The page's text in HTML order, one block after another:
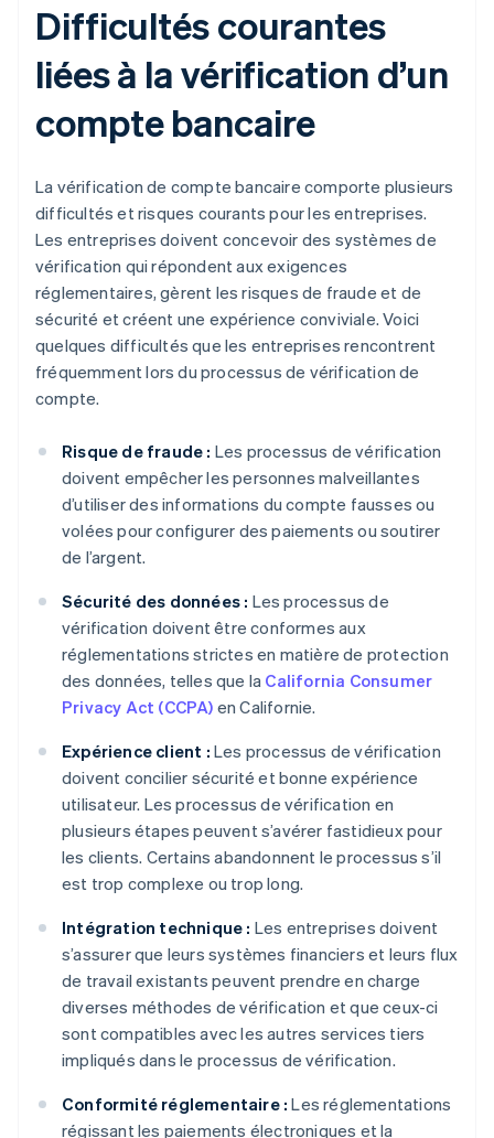
Difficultés courantes
liées à la vérification d’un
compte bancaire
La vérification de compte bancaire comporte plusieurs
difficultés et risques courants pour les entreprises.
Les entreprises doivent concevoir des systèmes de
vérification qui répondent aux exigences
réglementaires, gèrent les risques de fraude et de
sécurité et créent une expérience conviviale. Voici
quelques difficultés que les entreprises rencontrent
fréquemment lors du processus de vérification de
compte.
Risque de fraude : Les processus de vérification
doivent empêcher les personnes malveillantes
d’utiliser des informations du compte fausses ou
volées pour configurer des paiements ou soutirer
de l’argent.
Sécurité des données : Les processus de
vérification doivent être conformes aux
réglementations strictes en matière de protection
des données, telles que la California Consumer
Privacy Act (CCPA) en Californie.
Expérience client : Les processus de vérification
doivent concilier sécurité et bonne expérience
utilisateur. Les processus de vérification en
plusieurs étapes peuvent s’avérer fastidieux pour
les clients. Certains abandonnent le processus s’il
est trop complexe ou trop long.
Intégration technique : Les entreprises doivent
s’assurer que leurs systèmes financiers et leurs flux
de travail existants peuvent prendre en charge
diverses méthodes de vérification et que ceux-ci
sont compatibles avec les autres services tiers
impliqués dans le processus de vérification.
Conformité réglementaire : Les réglementations
régissant les paiements électroniques et la